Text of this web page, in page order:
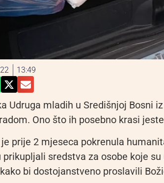
13:49
Udruga mladih u Središnjoj Bosni
Ono što ih posebno krasi
prije 2 mjeseca pokrenula
prikupljali sredstva za osobe koje
bi dostojanstveno proslavili